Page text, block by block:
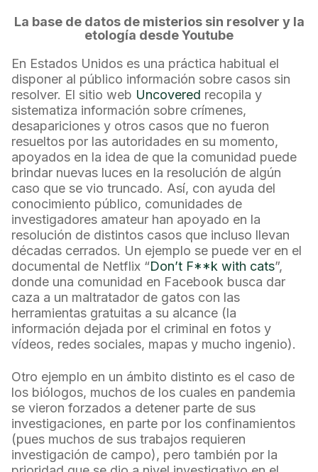
La base de datos de misterios sin resolver y la
etología desde Youtube
En Estados Unidos es una práctica habitual el
disponer al público información sobre casos sin
resolver. El sitio web Uncovered recopila y
sistematiza información sobre crímenes,
desapariciones y otros casos que no fueron
resueltos por las autoridades en su momento,
apoyados en la idea de que la comunidad puede
brindar nuevas luces en la resolución de algún
caso que se vio truncado. Así, con ayuda del
conocimiento público, comunidades de
investigadores amateur han apoyado en la
resolución de distintos casos que incluso llevan
décadas cerrados. Un ejemplo se puede ver en el
documental de Netflix “Don’t F**k with cats”,
donde una comunidad en Facebook busca dar
caza a un maltratador de gatos con las
herramientas gratuitas a su alcance (la
información dejada por el criminal en fotos y
vídeos, redes sociales, mapas y mucho ingenio).
Otro ejemplo en un ámbito distinto es el caso de
los biólogos, muchos de los cuales en pandemia
se vieron forzados a detener parte de sus
investigaciones, en parte por los confinamientos
(pues muchos de sus trabajos requieren
investigación de campo), pero también por la